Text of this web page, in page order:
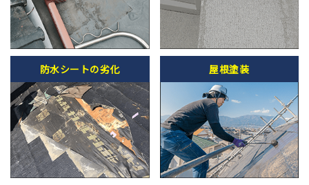
防水シートの劣化 屋根塗装